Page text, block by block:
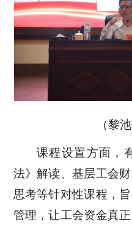
（黎
课程设置方面，
法》解读、基层工会
思考等针对性课程，
管理，让工会资金真